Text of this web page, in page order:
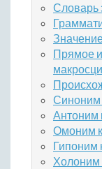
Словарь
Прямое
Синоним
Антоним
Омоним
Гипоним
Холоним